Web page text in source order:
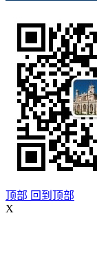
顶部 回到顶部
X